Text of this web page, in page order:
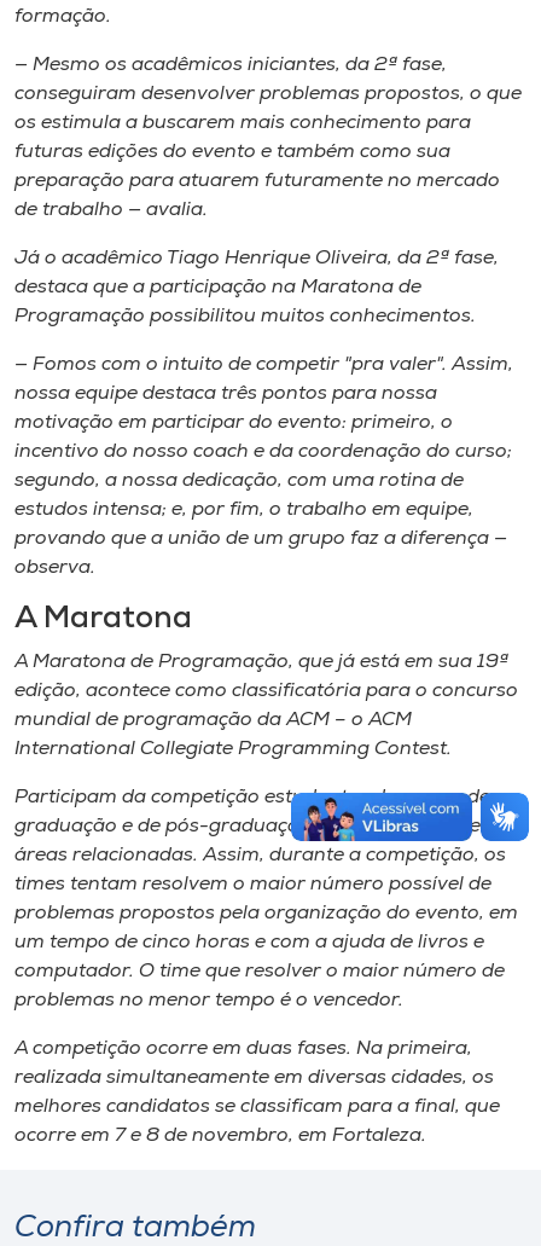
formação.
— Mesmo os acadêmicos iniciantes, da 2ª fase,
conseguiram desenvolver problemas propostos, o que
os estimula a buscarem mais conhecimento para
futuras edições do evento e também como sua
preparação para atuarem futuramente no mercado
de trabalho — avalia.
Já o acadêmico Tiago Henrique Oliveira, da 2ª fase,
destaca que a participação na Maratona de
Programação possibilitou muitos conhecimentos.
— Fomos com o intuito de competir "pra valer". Assim,
nossa equipe destaca três pontos para nossa
motivação em participar do evento: primeiro, o
incentivo do nosso coach e da coordenação do curso;
segundo, a nossa dedicação, com uma rotina de
estudos intensa; e, por fim, o trabalho em equipe,
provando que a união de um grupo faz a diferença —
observa.
A Maratona
A Maratona de Programação, que já está em sua 19ª
edição, acontece como classificatória para o concurso
mundial de programação da ACM – o ACM
International Collegiate Programming Contest.
Participam da competição estudantes de cursos de
graduação e de pós-graduação de Computação e
áreas relacionadas. Assim, durante a competição, os
times tentam resolvem o maior número possível de
problemas propostos pela organização do evento, em
um tempo de cinco horas e com a ajuda de livros e
computador. O time que resolver o maior número de
problemas no menor tempo é o vencedor.
A competição ocorre em duas fases. Na primeira,
realizada simultaneamente em diversas cidades, os
melhores candidatos se classificam para a final, que
ocorre em 7 e 8 de novembro, em Fortaleza.
Confira também